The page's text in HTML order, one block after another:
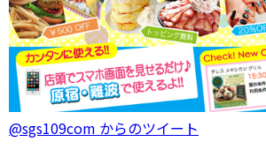
@sgs109com からのツイート